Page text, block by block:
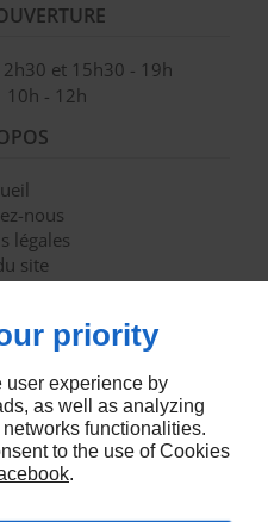
et 15h30 - 19h
10h - 12h
nous
légales
site
priority
user experience by
as well as analyzing
functionalities.
to the use of Cookies
.